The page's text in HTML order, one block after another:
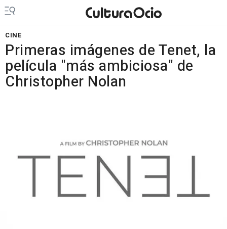
CINE
Primeras imágenes de Tenet, la
película "más ambiciosa" de
Christopher Nolan